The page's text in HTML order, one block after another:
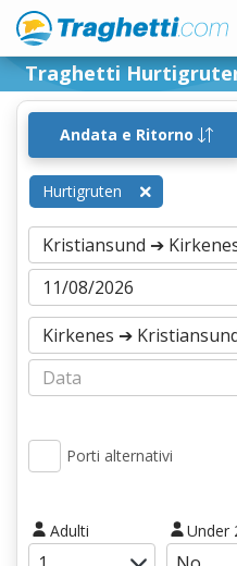
Traghetti
Andata e Ritorno
Hurtigruten
Porti alternativi
Adulti Under